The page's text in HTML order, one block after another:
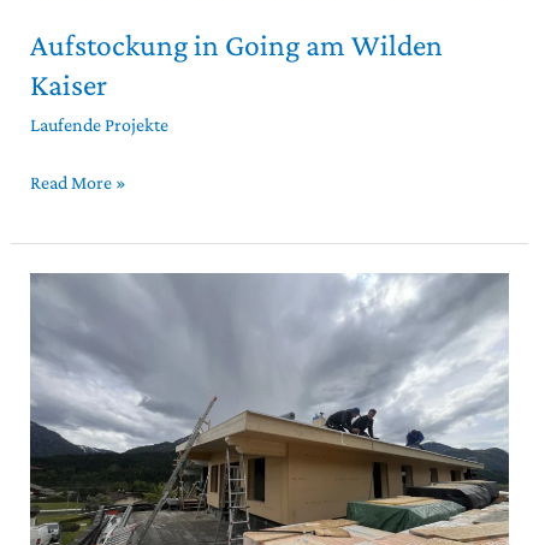
Aufstockung in Going am Wilden
Kaiser
Laufende Projekte
Read More »
Aufstockung
Fieberbrunn